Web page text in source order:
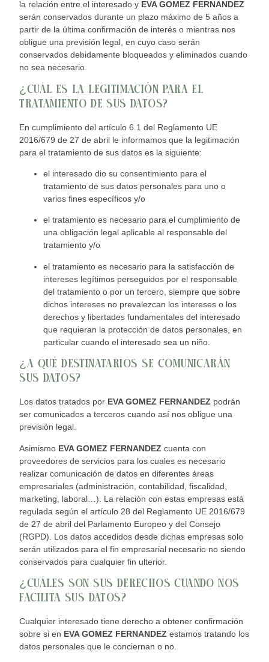
la relación entre el interesado y EVA GOMEZ FERNANDEZ
serán conservados durante un plazo máximo de 5 años a
partir de la última confirmación de interés o mientras nos
obligue una previsión legal, en cuyo caso serán
conservados debidamente bloqueados y eliminados cuando
no sea necesario.
¿CUÁL ES LA LEGITIMACIÓN PARA EL
TRATAMIENTO DE SUS DATOS?
En cumplimiento del artículo 6.1 del Reglamento UE
2016/679 de 27 de abril le informamos que la legitimación
para el tratamiento de sus datos es la siguiente:
el interesado dio su consentimiento para el
tratamiento de sus datos personales para uno o
varios fines específicos y/o
el tratamiento es necesario para el cumplimiento de
una obligación legal aplicable al responsable del
tratamiento y/o
el tratamiento es necesario para la satisfacción de
intereses legítimos perseguidos por el responsable
del tratamiento o por un tercero, siempre que sobre
dichos intereses no prevalezcan los intereses o los
derechos y libertades fundamentales del interesado
que requieran la protección de datos personales, en
particular cuando el interesado sea un niño.
¿A QUÉ DESTINATARIOS SE COMUNICARÁN
SUS DATOS?
Los datos tratados por EVA GOMEZ FERNANDEZ podrán
ser comunicados a terceros cuando así nos obligue una
previsión legal.
Asimismo EVA GOMEZ FERNANDEZ cuenta con
proveedores de servicios para los cuales es necesario
realizar comunicación de datos en diferentes áreas
empresariales (administración, contabilidad, fiscalidad,
marketing, laboral…). La relación con estas empresas está
regulada según el artículo 28 del Reglamento UE 2016/679
de 27 de abril del Parlamento Europeo y del Consejo
(RGPD). Los datos accedidos desde dichas empresas solo
serán utilizados para el fin empresarial necesario no siendo
conservados para cualquier fin ulterior.
¿CUÁLES SON SUS DERECHOS CUANDO NOS
FACILITA SUS DATOS?
Cualquier interesado tiene derecho a obtener confirmación
sobre si en EVA GOMEZ FERNANDEZ estamos tratando los
datos personales que le conciernan o no.